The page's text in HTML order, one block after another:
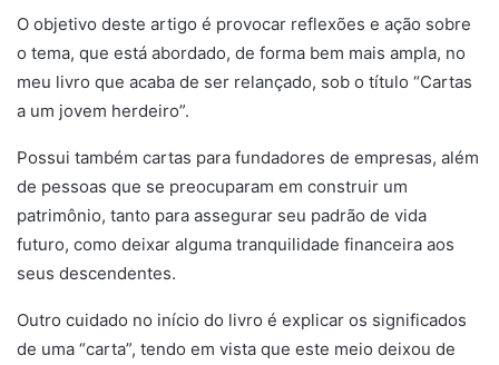
O objetivo deste artigo é provocar reflexões e ação sobre
o tema, que está abordado, de forma bem mais ampla, no
meu livro que acaba de ser relançado, sob o título “Cartas
a um jovem herdeiro”.
Possui também cartas para fundadores de empresas, além
de pessoas que se preocuparam em construir um
patrimônio, tanto para assegurar seu padrão de vida
futuro, como deixar alguma tranquilidade financeira aos
seus descendentes.
Outro cuidado no início do livro é explicar os significados
de uma “carta”, tendo em vista que este meio deixou de